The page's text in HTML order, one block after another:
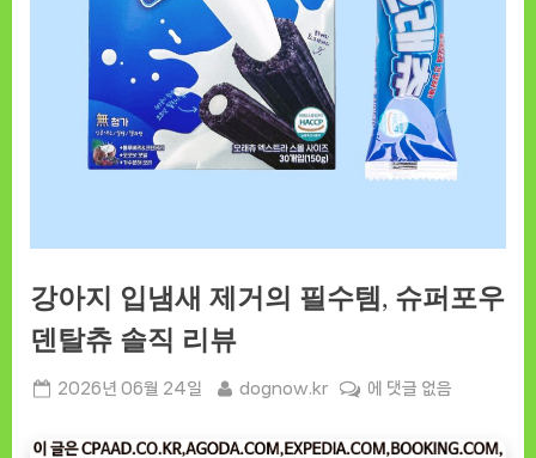
강아지 입냄새 제거의 필수템, 슈퍼포우
덴탈츄 솔직 리뷰
Posted
2026년 06월 24일 By
dognow.kr
강
지
에 댓글 없음